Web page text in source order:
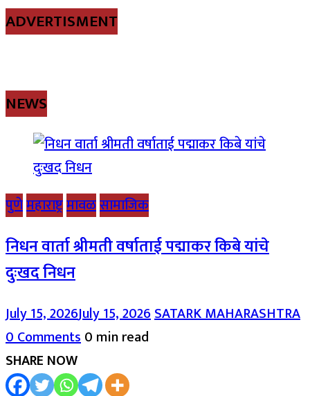
ADVERTISMENT
NEWS
पुणेमहाराष्ट्रमावळसामाजिक
निधन वार्ता श्रीमती वर्षाताई पद्माकर किबे यांचे
दुःखद निधन
July 15, 2026July 15, 2026SATARK MAHARASHTRA
0 Comments0 min read
SHARE NOW